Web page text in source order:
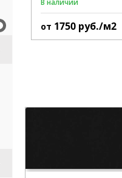
от 1750 руб./м2